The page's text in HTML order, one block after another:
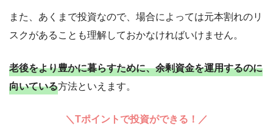
また、あくまで投資なので、場合によっては元本割れのリ
スクがあることも理解しておかなければいけません。
老後をより豊かに暮らすために、余剰資金を運用するのに
向いている方法といえます。
＼Tポイントで投資ができる！／